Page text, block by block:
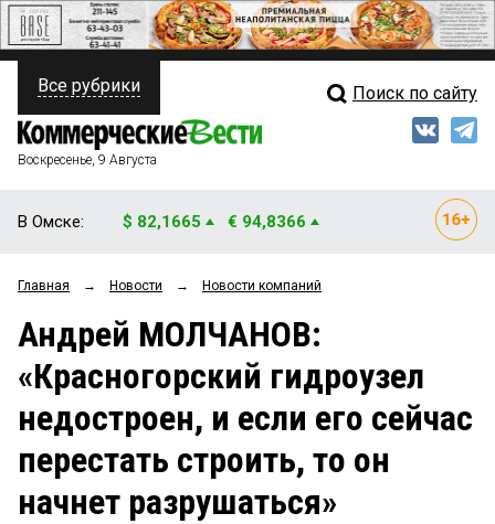
ПОЛИТИКА
ФИНАНСЫ
ОБЩЕСТВО
ЗАКОН
НОВОСТИ КОМПАНИЙ
СТИЛЬ ЖИЗНИ
Свежий выпуск
Мнения
Рейтинги
Блоги
Архив
Все рубрики Поиск по сайту
Воскресенье, 9 Августа
В Омске: $ 82,1665 € 94,8366
Главная → Новости → Новости компаний
Андрей МОЛЧАНОВ:
«Красногорский гидроузел
недостроен, и если его сейчас
перестать строить, то он
начнет разрушаться»